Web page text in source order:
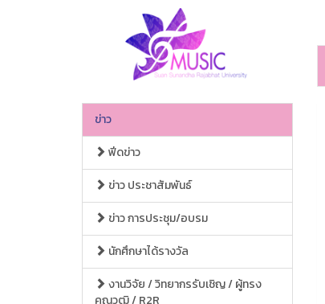
ข่าว
ฟีดข่าว
ข่าว ประชาสัมพันธ์
ข่าว การประชุม/อบรม
นักศึกษาได้รางวัล
งานวิจัย / วิทยากรรับเชิญ / ผู้ทรง
คุณวุฒิ / R2R